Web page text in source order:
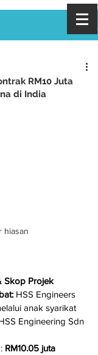
RM10 Juta
di India
hiasan
Skop Projek
HSS Engineers
anak syarikat
Engineering Sdn
RM10.05 juta